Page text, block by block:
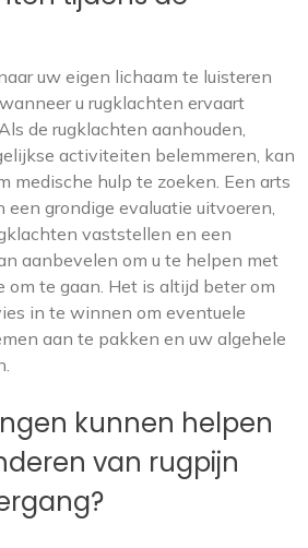
uw eigen lichaam te luisteren
u rugklachten ervaart
de rugklachten aanhouden,
activiteiten belemmeren, kan
medische hulp te zoeken. Een arts
grondige evaluatie uitvoeren,
vaststellen en een
aanbevelen om u te helpen met
om te gaan. Het is altijd beter om
in te winnen om eventuele
aan te pakken en uw algehele
kunnen helpen
van rugpijn